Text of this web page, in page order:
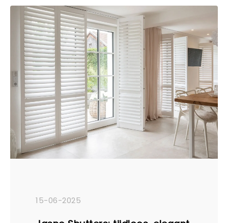
kleur, textuur of print op de wand
verandert de beleving van je ruimte en
zorgt voor karakter, warmte of juist
rust.
15-06-2025